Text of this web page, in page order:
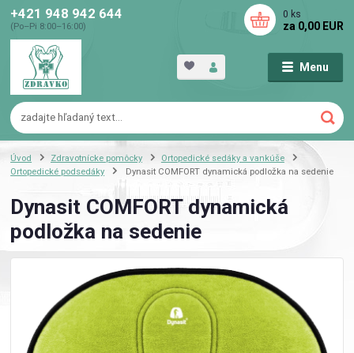
Menu
+421 948 942 644
(Po–Pi 8:00–16:00)
0 ks
za 0,00 EUR
Úvod Zdravotnícke pomôcky
Ortopedické sedáky a vankúše
Ortopedické podsedáky
Dynasit COMFORT dynamická podložka na sedenie
Dynasit COMFORT dynamická
podložka na sedenie